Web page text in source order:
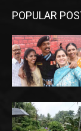
POPULAR